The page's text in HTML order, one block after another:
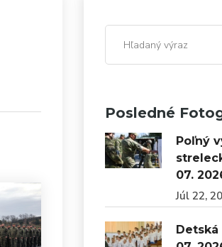
Posledné
Poľný
07.
Júl 22,
Detská